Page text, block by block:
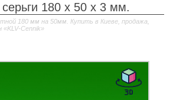
180 x 50 x 3 мм.
180 мм на 50мм. Купить в Киеве, продажа,
Cennik»